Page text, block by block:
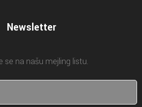
Newsletter
se na našu mejling listu.